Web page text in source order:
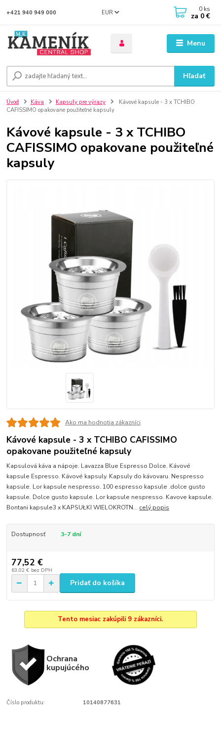
Menu
EUR
Hľadať
+421 940 949 000 0 ks
za 0 €
Úvod Káva Kapsuly pre výrazy
Kávové kapsule - 3 x TCHIBO
CAFISSIMO opakovane použiteľné kapsuly
Kávové kapsule - 3 x TCHIBO
CAFISSIMO opakovane použiteľné
kapsuly
Ako ma hodnotia zákazníci
Kávové kapsule - 3 x TCHIBO CAFISSIMO
opakovane použiteľné kapsuly
Kapsulová káva a nápoje. Lavazza Blue Espresso Dolce. Kávové
kapsule Espresso. Kávové kapsuly. Kapsuly do kávovaru. Nespresso
kapsule. Lor kapsule nespresso. 100 espresso kapsule .dolce gusto
kapsule. Dolce gusto kapsule. Lor kapsule nespresso. Kavove kapsule.
Bontani kapsule3 x KAPSUŁKI WIELOKROTN... celý popis
Dostupnosť 3-7 dní
77,52 €
63,02 € bez DPH
Pridať do košíka
Tento mesiac zakúpili 9 zákazníci.
Ochrana
kupujúcého
Číslo produktu: 10140877631